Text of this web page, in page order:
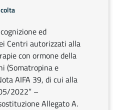
ed
Centri autorizzati alla
con ormone della
(Somatropina e
AIFA 39, di cui alla
2022” –
Allegato A.